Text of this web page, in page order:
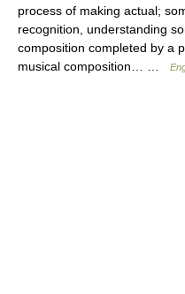
process of making actual;
recognition, understanding
composition completed by a
musical composition… …